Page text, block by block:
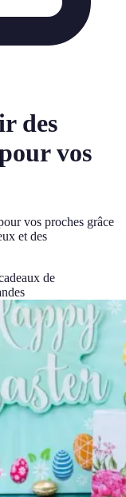
des
vos
vos proches grâce
et des
de